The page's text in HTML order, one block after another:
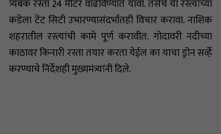
त्र्यंबक रस्ता 24 मीटर वाढविण्यात यावा. तसेच या रस्त्यांच्या
कडेला टेंट सिटी उभारण्यासंदर्भातही विचार करावा. नाशिक
शहरातील रस्त्यांची कामे पूर्ण करावीत. गोदावरी नदीच्या
काठावर किनारी रस्ता तयार करता येईल का याचा ड्रोन सर्व्हे
करण्याचे निर्देशही मुख्यमंत्र्यांनी दिले.